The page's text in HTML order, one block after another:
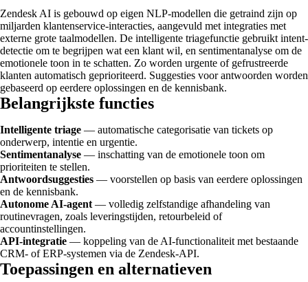
Zendesk AI is gebouwd op eigen NLP-modellen die getraind zijn op
miljarden klantenservice-interacties, aangevuld met integraties met
externe grote taalmodellen. De intelligente triagefunctie gebruikt intent-
detectie om te begrijpen wat een klant wil, en sentimentanalyse om de
emotionele toon in te schatten. Zo worden urgente of gefrustreerde
klanten automatisch geprioriteerd. Suggesties voor antwoorden worden
gebaseerd op eerdere oplossingen en de kennisbank.
Belangrijkste functies
Intelligente triage — automatische categorisatie van tickets op
onderwerp, intentie en urgentie.
Sentimentanalyse — inschatting van de emotionele toon om
prioriteiten te stellen.
Antwoordsuggesties — voorstellen op basis van eerdere oplossingen
en de kennisbank.
Autonome AI-agent — volledig zelfstandige afhandeling van
routinevragen, zoals leveringstijden, retourbeleid of
accountinstellingen.
API-integratie — koppeling van de AI-functionaliteit met bestaande
CRM- of ERP-systemen via de Zendesk-API.
Toepassingen en alternatieven